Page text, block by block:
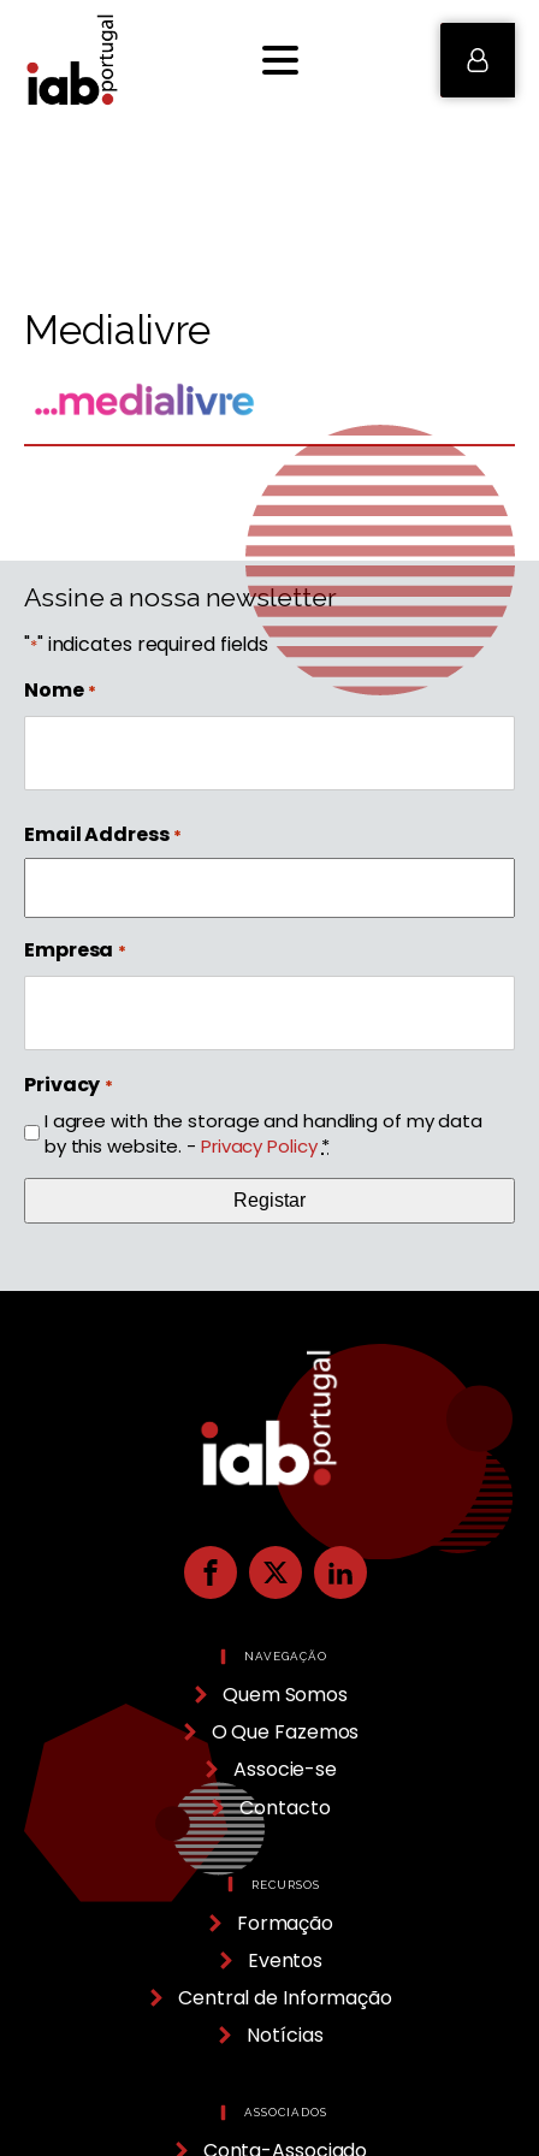
Medialivre
Assine a nossa newsletter
"*" indicates required fields
Nome *
Email Address *
Empresa *
Privacy *
I agree with the storage and handling of my data
by this website. - Privacy Policy *
NAVEGAÇÃO
Quem Somos
O Que Fazemos
Associe-se
Contacto
RECURSOS
Formação
Eventos
Central de Informação
Notícias
ASSOCIADOS